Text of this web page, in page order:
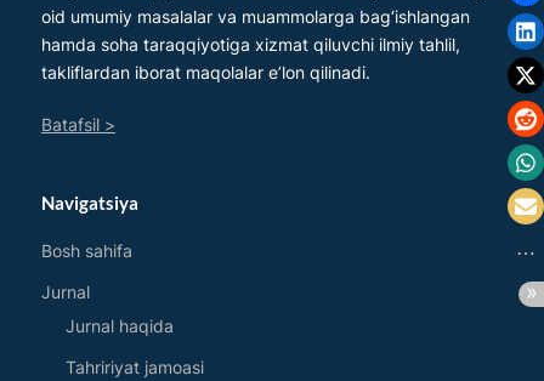
oid umumiy masalalar va muammolarga bag‘ishlangan
hamda soha taraqqiyotiga xizmat qiluvchi ilmiy tahlil,
takliflardan iborat maqolalar e’lon qilinadi.
Batafsil >
Navigatsiya
Bosh sahifa
Jurnal
Jurnal haqida
Tahririyat jamoasi